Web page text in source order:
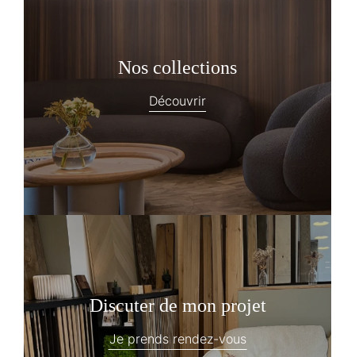
Nos collections
Découvrir
Discuter de mon projet
Je prends rendez-vous